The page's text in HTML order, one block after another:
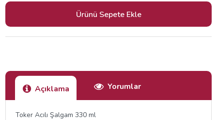
Açıklama Yorumlar
Toker Acılı Şalgam 330 ml